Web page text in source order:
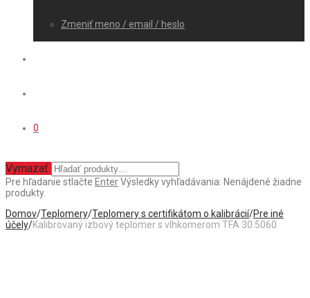
Zmeniť meno / email / heslo
0
Vymazať
Pre hľadanie stlačte EnterVýsledky vyhľadávania: Nenájdené žiadne
produkty.
Domov/Teplomery/Teplomery s certifikátom o kalibrácií/Pre iné
účely/Kalibrovaný izbový teplomer s vlhkomerom TFA 30.5060